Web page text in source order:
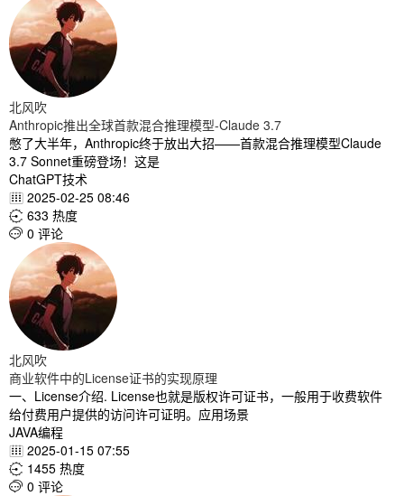
北风吹
Anthropic推出全球首款混合推理模型-Claude 3.7
憋了大半年，Anthropic终于放出大招——首款混合推理模型Claude
3.7 Sonnet重磅登场！这是
ChatGPT技术
 2025-02-25 08:46
 633 热度
 0 评论
北风吹
商业软件中的License证书的实现原理
一、License介绍. License也就是版权许可证书，一般用于收费软件
给付费用户提供的访问许可证明。应用场景
JAVA编程
 2025-01-15 07:55
 1455 热度
 0 评论